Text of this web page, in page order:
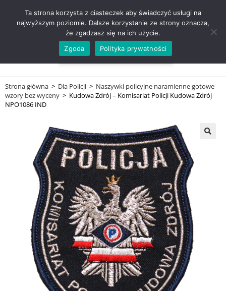
ZADZWOŃ TEL. 600 352 938
Strona główna > Dla Policji > Naszywki policyjne naramienne gotowe
wzory bez wyceny > Kudowa Zdrój – Komisariat Policji Kudowa Zdrój
NPO1086 IND
Ta strona korzysta z ciasteczek aby świadczyć usługi na
najwyższym poziomie. Dalsze korzystanie ze strony oznacza,
że zgadzasz się na ich użycie.
Zgoda
Polityka prywatności